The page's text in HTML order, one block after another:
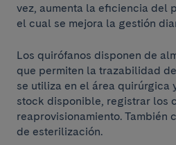
vez, aumenta la eficiencia del
el cual se mejora la gestión
Los quirófanos disponen de
que permiten la trazabilidad
se utiliza en el área quirúrgica
stock disponible, registrar los
reaprovisionamiento. También
de esterilización.